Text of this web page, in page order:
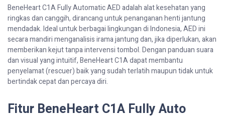
BeneHeart C1A Fully Automatic AED adalah alat kesehatan yang
ringkas dan canggih, dirancang untuk penanganan henti jantung
mendadak. Ideal untuk berbagai lingkungan di Indonesia, AED ini
secara mandiri menganalisis irama jantung dan, jika diperlukan, akan
memberikan kejut tanpa intervensi tombol. Dengan panduan suara
dan visual yang intuitif, BeneHeart C1A dapat membantu
penyelamat (rescuer) baik yang sudah terlatih maupun tidak untuk
bertindak cepat dan percaya diri.
Fitur BeneHeart C1A Fully Auto